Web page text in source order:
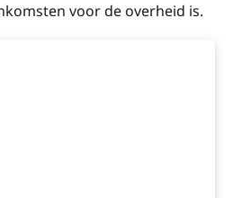
voor de overheid is.